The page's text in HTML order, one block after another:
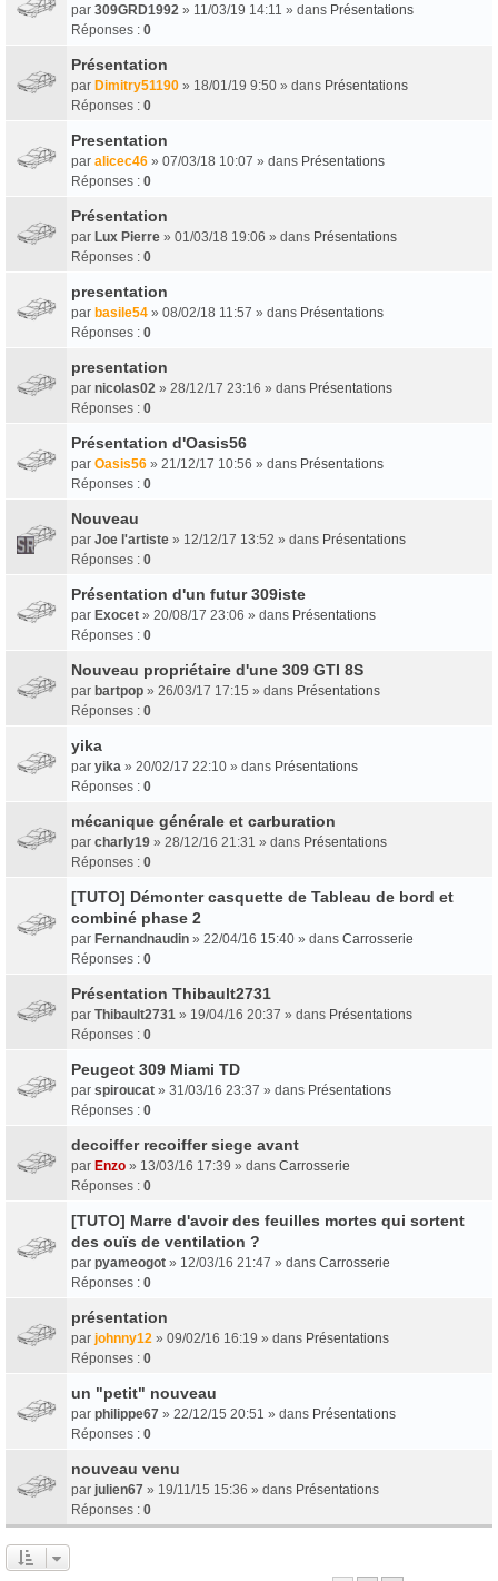
par 309GRD1992 » 11/03/19 14:11 » dans Présentations
Réponses : 0
Présentation
par Dimitry51190 » 18/01/19 9:50 » dans Présentations
Réponses : 0
Presentation
par alicec46 » 07/03/18 10:07 » dans Présentations
Réponses : 0
Présentation
par Lux Pierre » 01/03/18 19:06 » dans Présentations
Réponses : 0
presentation
par basile54 » 08/02/18 11:57 » dans Présentations
Réponses : 0
presentation
par nicolas02 » 28/12/17 23:16 » dans Présentations
Réponses : 0
Présentation d'Oasis56
par Oasis56 » 21/12/17 10:56 » dans Présentations
Réponses : 0
Nouveau
par Joe l'artiste » 12/12/17 13:52 » dans Présentations
Réponses : 0
Présentation d'un futur 309iste
par Exocet » 20/08/17 23:06 » dans Présentations
Réponses : 0
Nouveau propriétaire d'une 309 GTI 8S
par bartpop » 26/03/17 17:15 » dans Présentations
Réponses : 0
yika
par yika » 20/02/17 22:10 » dans Présentations
Réponses : 0
mécanique générale et carburation
par charly19 » 28/12/16 21:31 » dans Présentations
Réponses : 0
[TUTO] Démonter casquette de Tableau de bord et
combiné phase 2
par Fernandnaudin » 22/04/16 15:40 » dans Carrosserie
Réponses : 0
Présentation Thibault2731
par Thibault2731 » 19/04/16 20:37 » dans Présentations
Réponses : 0
Peugeot 309 Miami TD
par spiroucat » 31/03/16 23:37 » dans Présentations
Réponses : 0
decoiffer recoiffer siege avant
par Enzo » 13/03/16 17:39 » dans Carrosserie
Réponses : 0
[TUTO] Marre d'avoir des feuilles mortes qui sortent
des ouïs de ventilation ?
par pyameogot » 12/03/16 21:47 » dans Carrosserie
Réponses : 0
présentation
par johnny12 » 09/02/16 16:19 » dans Présentations
Réponses : 0
un "petit" nouveau
par philippe67 » 22/12/15 20:51 » dans Présentations
Réponses : 0
nouveau venu
par julien67 » 19/11/15 15:36 » dans Présentations
Réponses : 0